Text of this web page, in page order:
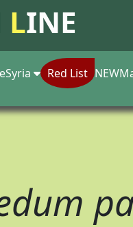
LINE
Syria Red List NEW